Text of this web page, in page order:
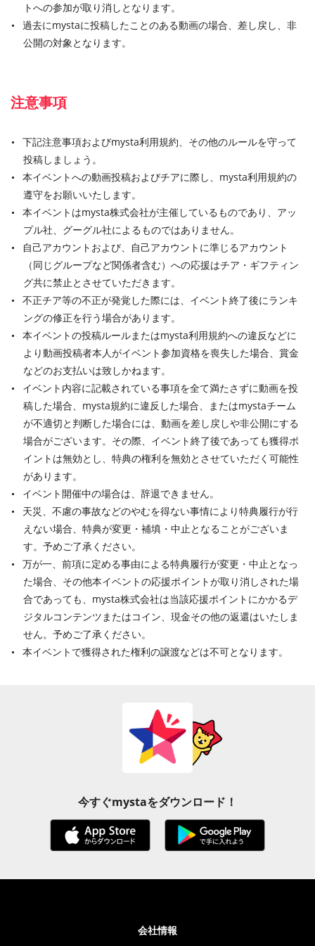
トへの参加が取り消しとなります。
過去にmystaに投稿したことのある動画の場合、差し戻し、非
公開の対象となります。
注意事項
下記注意事項およびmysta利用規約、その他のルールを守って
投稿しましょう。
本イベントへの動画投稿およびチアに際し、mysta利用規約の
遵守をお願いいたします。
本イベントはmysta株式会社が主催しているものであり、アッ
プル社、グーグル社によるものではありません。
自己アカウントおよび、自己アカウントに準じるアカウント
（同じグループなど関係者含む）への応援はチア・ギフティン
グ共に禁止とさせていただきます。
不正チア等の不正が発覚した際には、イベント終了後にランキ
ングの修正を行う場合があります。
本イベントの投稿ルールまたはmysta利用規約への違反などに
より動画投稿者本人がイベント参加資格を喪失した場合、賞金
などのお支払いは致しかねます。
イベント内容に記載されている事項を全て満たさずに動画を投
稿した場合、mysta規約に違反した場合、またはmystaチーム
が不適切と判断した場合には、動画を差し戻しや非公開にする
場合がございます。その際、イベント終了後であっても獲得ポ
イントは無効とし、特典の権利を無効とさせていただく可能性
があります。
イベント開催中の場合は、辞退できません。
天災、不慮の事故などのやむを得ない事情により特典履行が行
えない場合、特典が変更・補填・中止となることがございま
す。予めご了承ください。
万が一、前項に定める事由による特典履行が変更・中止となっ
た場合、その他本イベントの応援ポイントが取り消しされた場
合であっても、mysta株式会社は当該応援ポイントにかかるデ
ジタルコンテンツまたはコイン、現金その他の返還はいたしま
せん。予めご了承ください。
本イベントで獲得された権利の譲渡などは不可となります。
今すぐmystaをダウンロード！
会社情報